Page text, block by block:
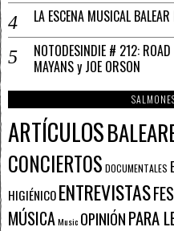
LA ESCENA MUSICAL
NOTODESINDIE # 212:
MAYANS y JOE ORSON
ARTÍCULOS
CONCIERTOS DOCUMENTALES
HIGIÉNICOENTREVISTAS
MÚSICAMusic OPINIÓNPARA